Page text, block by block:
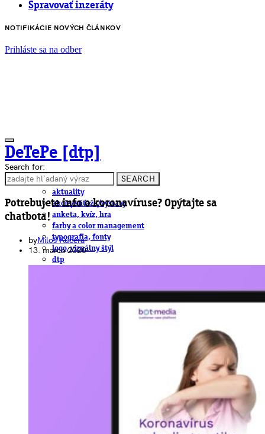
Spravovať inzeráty
NOTIFIKÁCIE NOVÝCH ČLÁNKOV
Prihláste sa na odber
DeTePe [dtp]
ČLÁNKY
aktuality
akcie/súťaže/výstavy
anketa, kvíz, hra
farby a color management
typografia, fonty
logo, vizuálny štýl
dtp
Search for:
SEARCH
Potrebujete info o koronavíruse? Opýtajte sa
chatbota!
byMiloš Kučera
13. marca 2020